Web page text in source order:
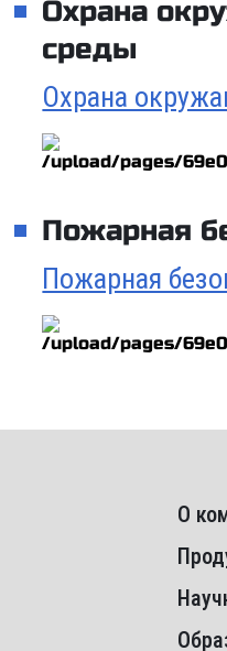
Охрана
среды
Охрана
Пожарная
Пожарная
О